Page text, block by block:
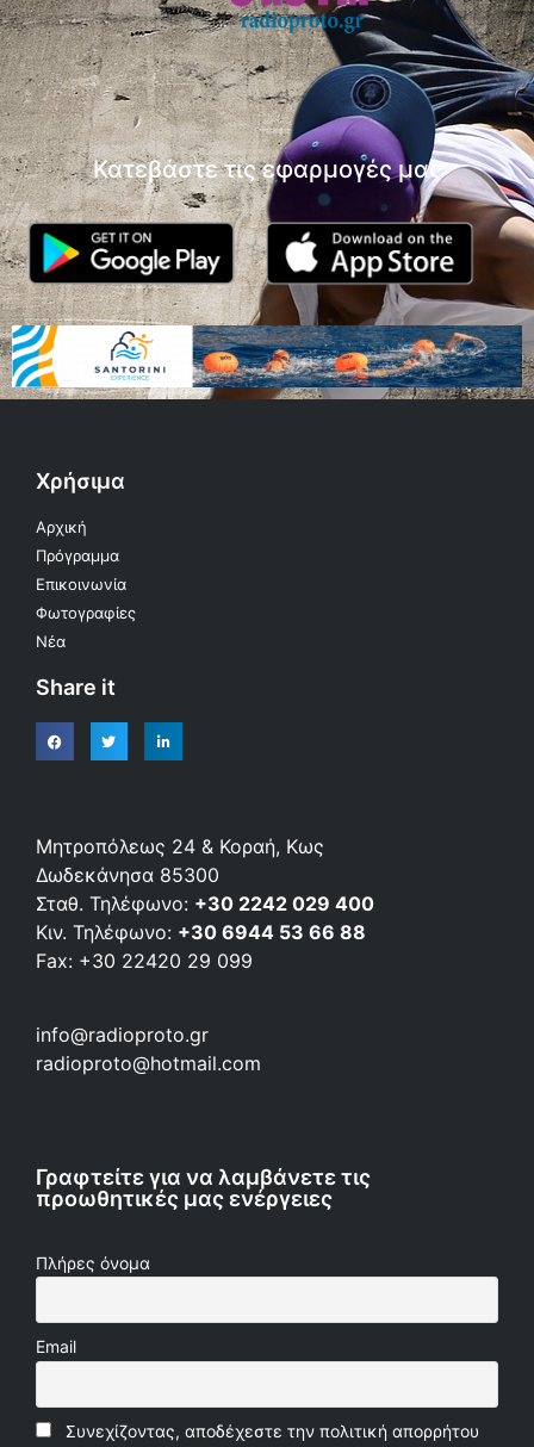
Κατεβάστε τις εφαρμογές μας
Χρήσιμα
Αρχική
Πρόγραμμα
Επικοινωνία
Φωτογραφίες
Νέα
Share it
Μητροπόλεως 24 & Κοραή, Κως
Δωδεκάνησα 85300
Σταθ. Τηλέφωνο: +30 2242 029 400
Κιν. Τηλέφωνο: +30 6944 53 66 88
Fax: +30 22420 29 099
info@radioproto.gr
radioproto@hotmail.com
Γραφτείτε για να λαμβάνετε τις
προωθητικές μας ενέργειες
Πλήρες όνομα
Email
Συνεχίζοντας, αποδέχεστε την πολιτική απορρήτου